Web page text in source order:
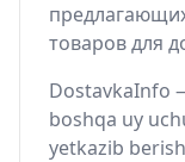
товаров для
DostavkaInfo
boshqa uy
yetkazib